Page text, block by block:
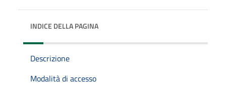
INDICE DELLA PAGINA
Descrizione
Modalità di accesso